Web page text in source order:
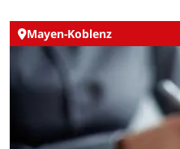
Mayen-Koblenz